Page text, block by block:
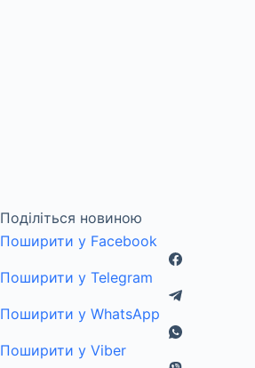
Поділіться новиною
Поширити у Facebook
Поширити у Telegram
Поширити у WhatsApp
Поширити у Viber